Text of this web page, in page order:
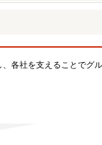
各社を支えることでグ